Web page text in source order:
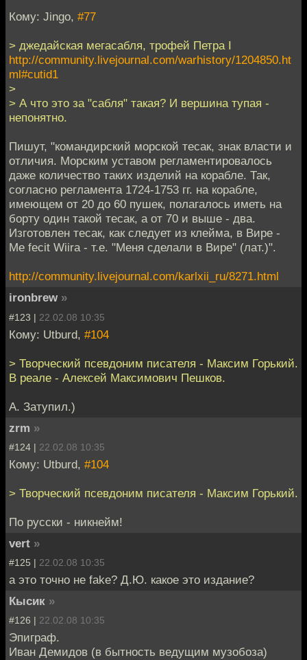
Кому: Jingo, #77
> джедайская мегасабля, трофей Петра I
http://community.livejournal.com/warhistory/1204850.ht
ml#cutid1
>
> А что это за "сабля" такая? И вершина тупая -
непонятно.
Пишут, "командирский морской тесак, знак власти и
отличия. Морским уставом регламентировалось
даже количество таких изделий на корабле. Так,
согласно регламента 1724-1753 гг. на корабле,
имеющем от 20 до 60 пушек, полагалось иметь на
борту один такой тесак, а от 70 и выше - два.
Изготовлен тесак, как следует из клейма, в Вире -
Me fecit Wiira - т.е. "Меня сделали в Вире" (лат.)".
http://community.livejournal.com/karlxii_ru/8271.html
ironbrew »
#123 | 22.02.08 10:35
Кому: Utburd, #104
> Творческий псевдоним писателя - Максим Горький.
В реале - Алексей Максимович Пешков.
А. Затупил.)
zrm »
#124 | 22.02.08 10:35
Кому: Utburd, #104
> Творческий псевдоним писателя - Максим Горький.
По русски - никнейм!
vert »
#125 | 22.02.08 10:35
а это точно не fake? Д.Ю. какое это издание?
Кысик »
#126 | 22.02.08 10:35
Эпиграф.
Иван Демидов (в бытность ведущим музобоза)